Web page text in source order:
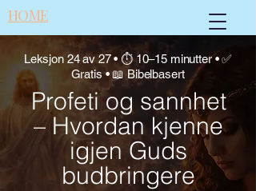
HOME
Leksjon 24 av 27 • ⏱ 10–15 minutter • ✅
Gratis • 📖 Bibelbasert
Profeti og sannhet
– Hvordan kjenne
igjen Guds
budbringere